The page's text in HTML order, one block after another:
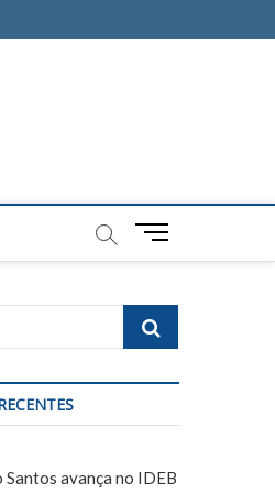
M
u
B
u
o
q
a
Santos avança no IDEB